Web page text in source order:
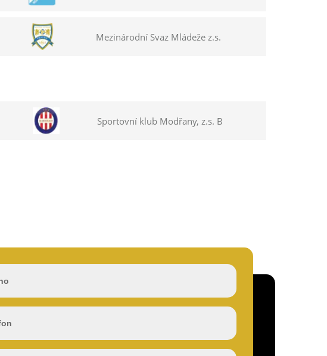
Mezinárodní Svaz Mládeže z.s.
Sportovní klub Modřany, z.s. B